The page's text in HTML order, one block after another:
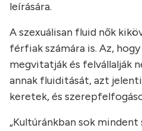
leírására.
A szexuálisan fluid nők
férfiak számára is. Az,
megvitatják és felvállalják
annak fluiditását, azt
keretek, és
„Kultúránkban sok mindent